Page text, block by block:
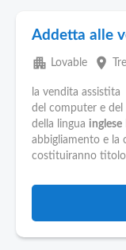
Addetta alle
apartment Lovable place
la vendita
del computer e
della lingua inglese
abbigliamento e la
costituiranno titolo